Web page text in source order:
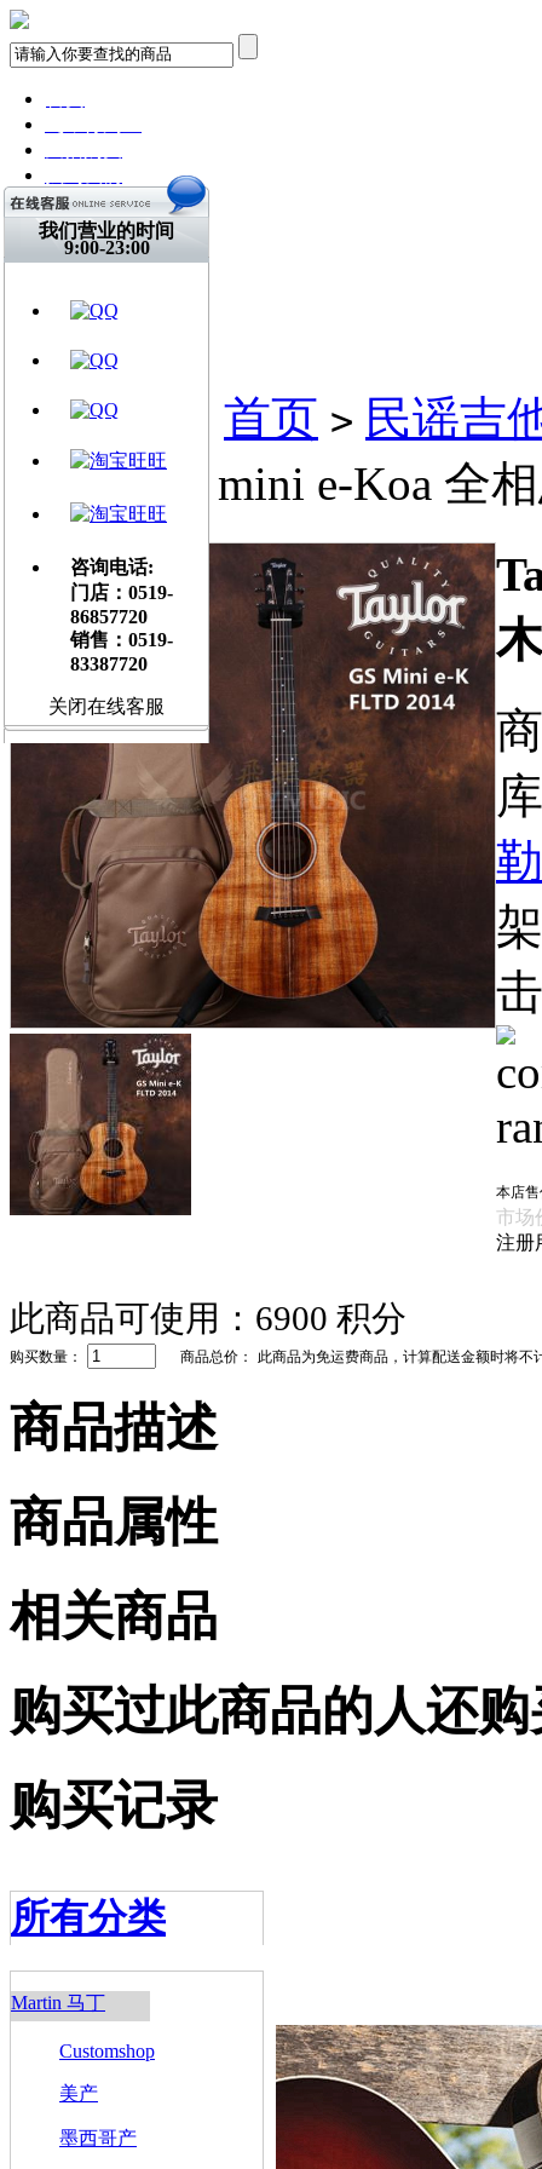
关注微博
视频网站
文章资讯
交流平台
乐器周边
当前位置: 首页 > 民谣吉
Taylor GS mini e-Koa 全
勒
本店
市场
注册
此商品可使用： 6900 积分
购买数量： 商品总价： 此商品为免运费商品，计算配送金额时将不
商品描述
商品属性
相关商品
购买过此商品的人还
购买记录
所有分类
Martin 马丁
Customshop
美产
墨西哥产
我们营业的时间
9:00-23:00
咨询电话:
门店：0519-
86857720
销售：0519-
83387720
关闭在线客服